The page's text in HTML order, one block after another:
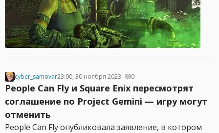
cyber_samovar23:00, 30 ноября 2023 0
People Can Fly и Square Enix пересмотрят
соглашение по Project Gemini — игру могут
отменить
People Can Fly опубликовала заявление, в котором